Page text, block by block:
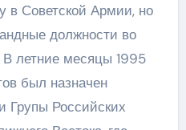
в Советской Армии, но
должности во
летние месяцы 1995
был назначен
Российских